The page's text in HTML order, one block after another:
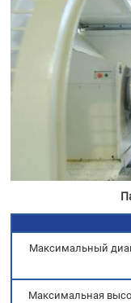
Максимальный
Максимальная